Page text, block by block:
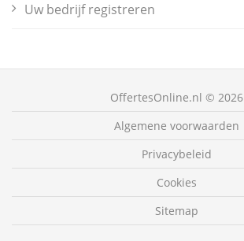
Uw bedrijf registreren
OffertesOnline.nl © 2026
Algemene voorwaarden
Privacybeleid
Cookies
Sitemap